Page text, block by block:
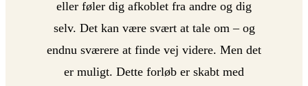
eller føler dig afkoblet fra andre og dig
selv. Det kan være svært at tale om – og
endnu sværere at finde vej videre. Men det
er muligt. Dette forløb er skabt med